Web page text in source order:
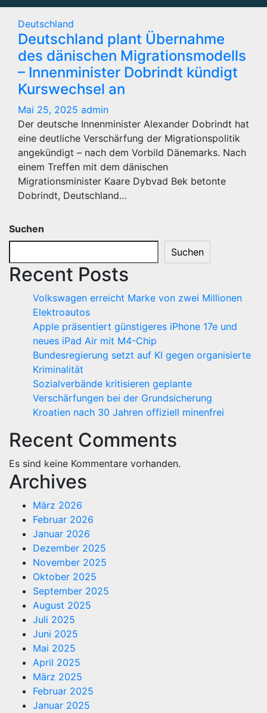
Deutschland
Deutschland plant Übernahme
des dänischen Migrationsmodells
– Innenminister Dobrindt kündigt
Kurswechsel an
Mai 25, 2025 admin
Der deutsche Innenminister Alexander Dobrindt hat
eine deutliche Verschärfung der Migrationspolitik
angekündigt – nach dem Vorbild Dänemarks. Nach
einem Treffen mit dem dänischen
Migrationsminister Kaare Dybvad Bek betonte
Dobrindt, Deutschland…
Suchen
Suchen
Recent Posts
Volkswagen erreicht Marke von zwei Millionen
Elektroautos
Apple präsentiert günstigeres iPhone 17e und
neues iPad Air mit M4-Chip
Bundesregierung setzt auf KI gegen organisierte
Kriminalität
Sozialverbände kritisieren geplante
Verschärfungen bei der Grundsicherung
Kroatien nach 30 Jahren offiziell minenfrei
Recent Comments
Es sind keine Kommentare vorhanden.
Archives
März 2026
Februar 2026
Januar 2026
Dezember 2025
November 2025
Oktober 2025
September 2025
August 2025
Juli 2025
Juni 2025
Mai 2025
April 2025
März 2025
Februar 2025
Januar 2025